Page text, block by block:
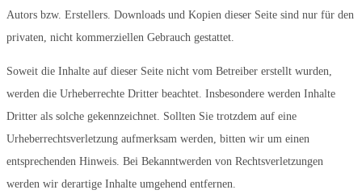
Autors bzw. Erstellers. Downloads und Kopien dieser Seite sind nur für den
privaten, nicht kommerziellen Gebrauch gestattet.
Soweit die Inhalte auf dieser Seite nicht vom Betreiber erstellt wurden,
werden die Urheberrechte Dritter beachtet. Insbesondere werden Inhalte
Dritter als solche gekennzeichnet. Sollten Sie trotzdem auf eine
Urheberrechtsverletzung aufmerksam werden, bitten wir um einen
entsprechenden Hinweis. Bei Bekanntwerden von Rechtsverletzungen
werden wir derartige Inhalte umgehend entfernen.